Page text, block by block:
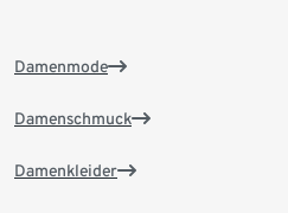
Damenmode
Damenschmuck
Damenkleider